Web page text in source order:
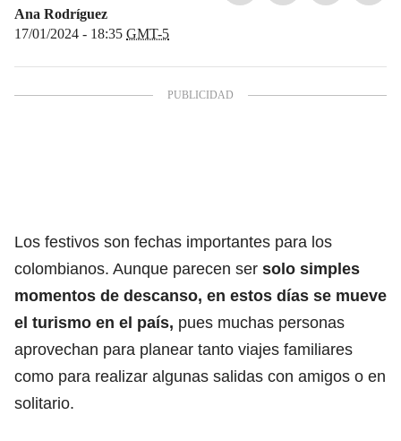
Ana Rodríguez
17/01/2024 - 18:35 GMT-5
Los festivos son fechas importantes para los
colombianos. Aunque parecen ser solo simples
momentos de descanso, en estos días se mueve
el turismo en el país, pues muchas personas
aprovechan para planear tanto viajes familiares
como para realizar algunas salidas con amigos o en
solitario.